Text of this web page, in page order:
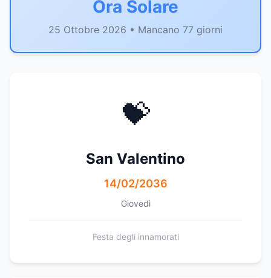
Ora Solare
25 Ottobre 2026 • Mancano 77 giorni
💝
San Valentino
14/02/2036
Giovedì
Festa degli innamorati